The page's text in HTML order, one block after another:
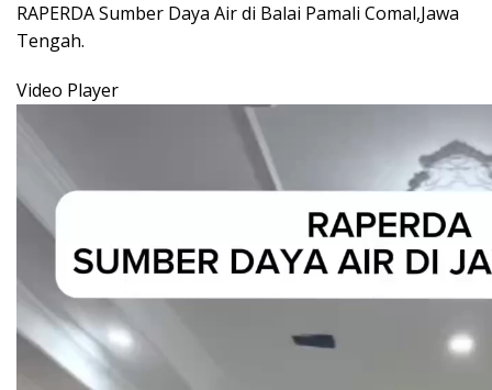
RAPERDA Sumber Daya Air di Balai Pamali Comal,Jawa
Tengah.
Video Player